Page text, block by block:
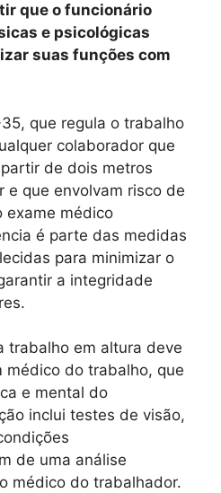
que o funcionário
e psicológicas
suas funções com
que regula o trabalho
colaborador que
de dois metros
e que envolvam risco de
exame médico
é parte das medidas
para minimizar o
a integridade
trabalho em altura deve
médico do trabalho, que
e mental do
inclui testes de visão,
de uma análise
médico do trabalhador.